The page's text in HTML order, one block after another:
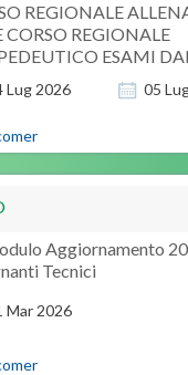
Lug 2026 05
REGIONALE
CORSO REGIONALE
ESAMI
Mar 2026
Aggiornamento
Tecnici